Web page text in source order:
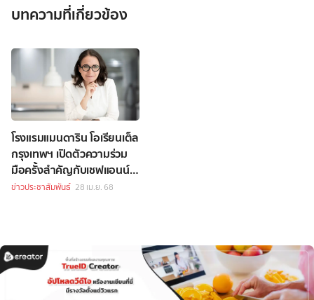
บทความที่เกี่ยวข้อง
โรงแรมแมนดาริน โอเรียนเต็ล
กรุงเทพฯ เปิดตัวความร่วม
มือครั้งสำคัญกับเชฟแอนน์-
โซฟี พิค ที่ห้องอาหารเลอ
ข่าวประชาสัมพันธ์ 28 เม.ย. 68